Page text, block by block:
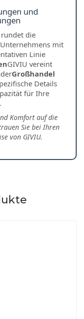
und
rundet die
mit
Linie
GIVIU vereint
Großhandel
Details
für Ihre
Komfort auf die
Sie bei Ihren
von GIVIU.